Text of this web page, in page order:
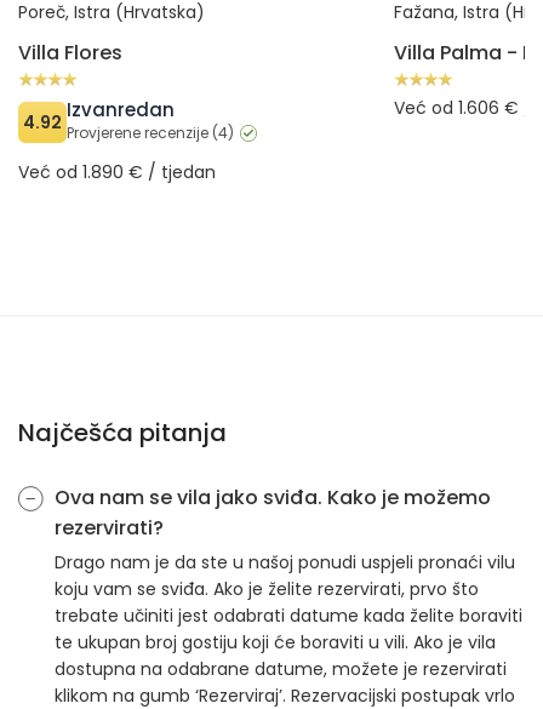
Poreč, Istra (Hrvatska)
Villa Flores
4.92 Izvanredan
Provjerene recenzije (4)
Već od 1.890 € / tjedan
Fažana, Istra
Već od 1.606 € /
Najčešća pitanja
Ova nam se vila jako sviđa. Kako je možemo
rezervirati?
Drago nam je da ste u našoj ponudi uspjeli pronaći vilu
koju vam se sviđa. Ako je želite rezervirati, prvo što
trebate učiniti jest odabrati datume kada želite boraviti
te ukupan broj gostiju koji će boraviti u vili. Ako je vila
dostupna na odabrane datume, možete je rezervirati
klikom na gumb ‘Rezerviraj’. Rezervacijski postupak vrlo